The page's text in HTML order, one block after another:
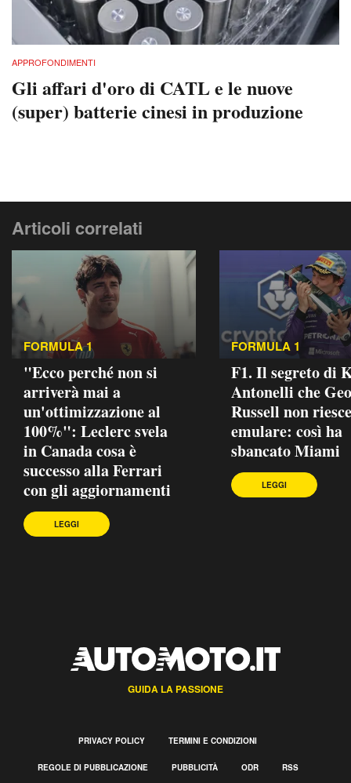
APPROFONDIMENTI
Gli affari d'oro di CATL e le nuove
(super) batterie cinesi in produzione
Articoli correlati
FORMULA 1
"Ecco perché non si
arriverà mai a
un'ottimizzazione al
100%": Leclerc svela
in Canada cosa è
successo alla Ferrari
con gli aggiornamenti
LEGGI
FORMULA 1
F1. Il segreto di
Antonelli che
Russell non
emulare: così ha
sbancato Miami
LEGGI
GUIDA LA PASSIONE
PRIVACY POLICY TERMINI E CONDIZIONI
REGOLE DI PUBBLICAZIONE PUBBLICITÀ ODR RSS